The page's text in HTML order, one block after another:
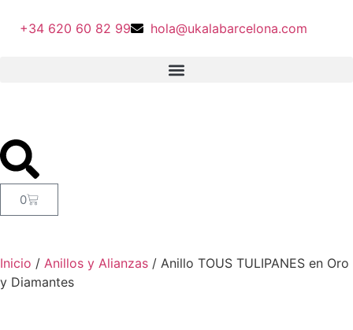
+34 620 60 82 99 hola@ukalabarcelona.com
0
Inicio / Anillos y Alianzas / Anillo TOUS TULIPANES en Oro
y Diamantes